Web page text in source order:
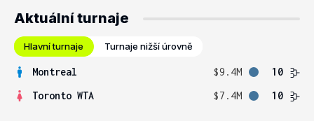
Aktuální turnaje
Hlavní turnaje Turnaje nižší úrovně
Montreal $9.4M
10
Toronto WTA
$7.4M 10